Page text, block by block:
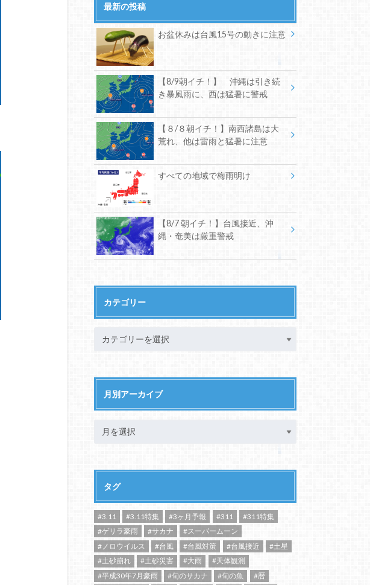
最新の投稿
お盆休みは台風15号の動きに注意
【8/9朝イチ！】 沖縄は引き続
き暴風雨に、西は猛暑に警戒
【８/８朝イチ！】南西諸島は大
荒れ、他は雷雨と猛暑に注意
すべての地域で梅雨明け
【8/7 朝イチ！】台風接近、沖
縄・奄美は厳重警戒
カテゴリー
月別アーカイブ
タグ
#3.11 #3.11特集 #3ヶ月予報 #311
#311特集
#ゲリラ豪雨
#サカナ
#スーパームーン
#ノロウイルス
#台風 #台風対策 #台風接近
#土星
#土砂崩れ
#土砂災害 #大雨
#天体観測
#平成30年7月豪雨
#旬のサカナ #旬の魚
#暦